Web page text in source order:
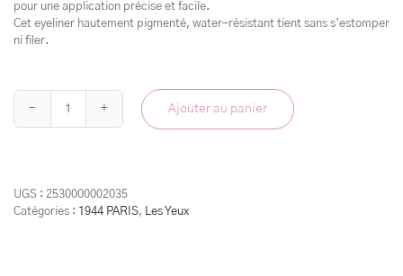
pour une application précise et facile.
Cet eyeliner hautement pigmenté, water-résistant tient sans s’estomper
ni filer.
quantité
Liner
Ajouter au panier
UGS : 2530000002035
Catégories :
1944 PARIS, Les Yeux